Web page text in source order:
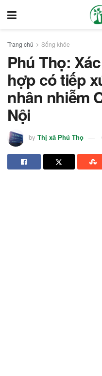
Trang chủ Sống khỏe
Phú Thọ:
hợp có tiếp
nhân nhiễm
Nội
by Thị xã Phú Thọ